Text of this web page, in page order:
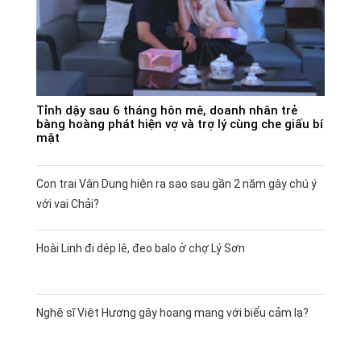
Tỉnh dậy sau 6 tháng hôn mê, doanh nhân trẻ
bàng hoàng phát hiện vợ và trợ lý cùng che giấu bí
mật
Con trai Vân Dung hiện ra sao sau gần 2 năm gây chú ý
với vai Chải?
Hoài Linh đi dép lê, đeo balo ở chợ Lý Sơn
Nghệ sĩ Việt Hương gây hoang mang với biểu cảm lạ?